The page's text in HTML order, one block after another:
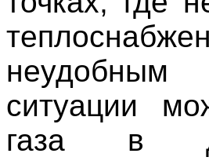
ситуации
газа в